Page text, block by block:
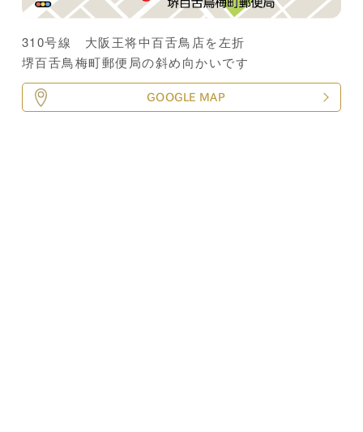
310号線 大阪王将中百舌鳥店を左折
堺百舌鳥梅町郵便局の斜め向かいです
GOOGLE MAP